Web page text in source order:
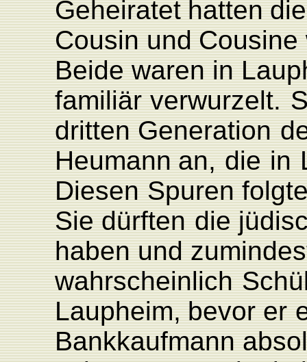
Geheiratet hatten die
Cousin und Cousine
Beide waren inL
familiär verwurzelt.
dritten Generation
Heumann an, die in
Diesen Spuren
Siedürften die
haben und
wahrscheinlich
Laupheim, bevor er
Bankkaufmann